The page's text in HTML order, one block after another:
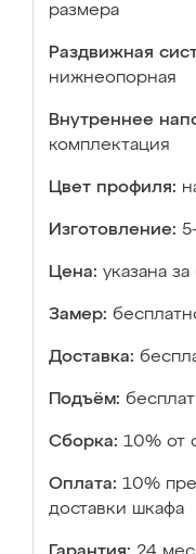
размера
Раздвижная
нижнеопорная
Внутреннее
комплектация
Цвет профиля:
Изготовление:
Цена: указана
Замер:
Доставка:
Подъём:
Сборка: 10% от
Оплата: 10%
доставки шкафа